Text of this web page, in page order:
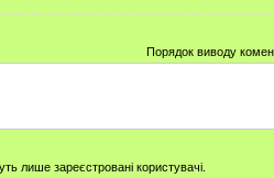
Порядок виводу
лише зареєстровані користувачі.